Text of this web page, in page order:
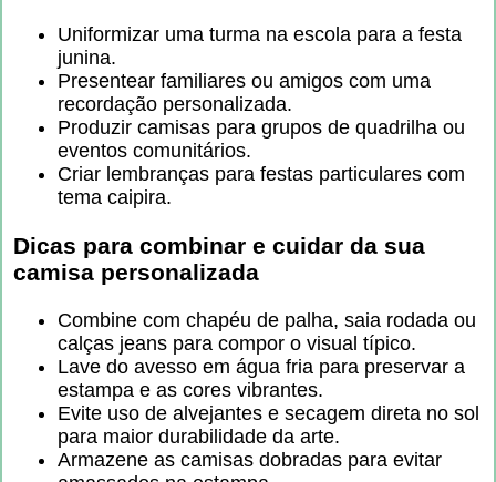
Uniformizar uma turma na escola para a festa
junina.
Presentear familiares ou amigos com uma
recordação personalizada.
Produzir camisas para grupos de quadrilha ou
eventos comunitários.
Criar lembranças para festas particulares com
tema caipira.
Dicas para combinar e cuidar da sua
camisa personalizada
Combine com chapéu de palha, saia rodada ou
calças jeans para compor o visual típico.
Lave do avesso em água fria para preservar a
estampa e as cores vibrantes.
Evite uso de alvejantes e secagem direta no sol
para maior durabilidade da arte.
Armazene as camisas dobradas para evitar